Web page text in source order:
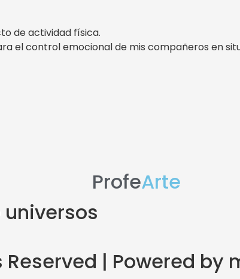
de actividad física.
el control emocional de mis compañeros en
ProfeArte
| Powered by